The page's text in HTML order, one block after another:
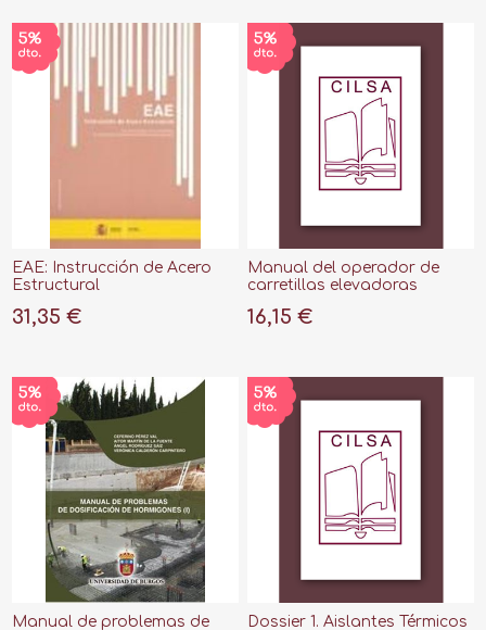
EAE: Instrucción de Acero
Estructural
31,35 €
Manual del operador de
carretillas elevadoras
16,15 €
Manual de problemas de Dossier 1. Aislantes Térmicos